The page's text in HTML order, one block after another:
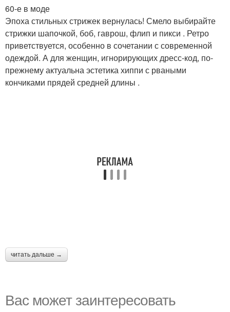
60-е в моде
Эпоха стильных стрижек вернулась! Смело выбирайте
стрижки шапочкой, боб, гаврош, флип и пикси . Ретро
приветствуется, особенно в сочетании с современной
одеждой. А для женщин, игнорирующих дресс-код, по-
прежнему актуальна эстетика хиппи с рваными
кончиками прядей средней длины .
читать дальше →
Вас может заинтересовать